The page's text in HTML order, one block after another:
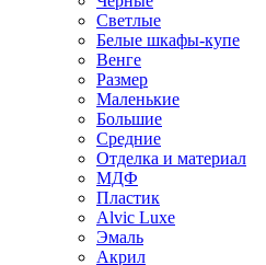
Светлые
Белые шкафы-купе
Венге
Размер
Маленькие
Большие
Средние
Отделка и материал
МДФ
Пластик
Alvic Luxe
Эмаль
Акрил